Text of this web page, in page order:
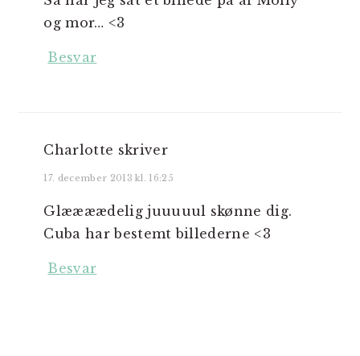
og mor… <3
Besvar
Charlotte skriver
17. december 2013 kl. 16:25
Glæææædelig juuuuul skønne dig.
Cuba har bestemt billederne <3
Besvar